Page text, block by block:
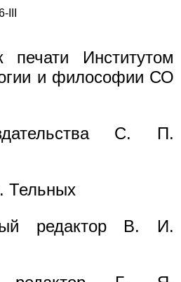
III
печати Институтом
и философии СО
С. П.
Тельных
редактор В. И.